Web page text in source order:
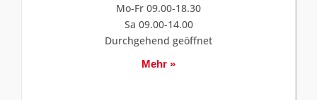
Mo-Fr 09.00-18.30
Sa 09.00-14.00
Durchgehend geöffnet
Mehr »